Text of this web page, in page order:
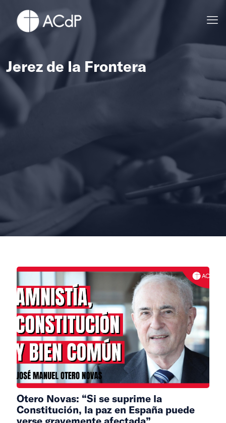
Jerez de la Frontera
Otero Novas: “Si se suprime la
Constitución, la paz en España puede
verse gravemente afectada”